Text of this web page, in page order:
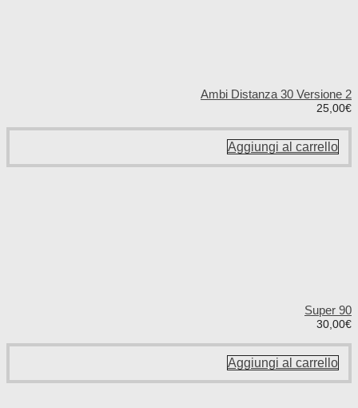
Ambi Distanza 30 Versione 2
25,00€
Aggiungi al carrello
Super 90
30,00€
Aggiungi al carrello